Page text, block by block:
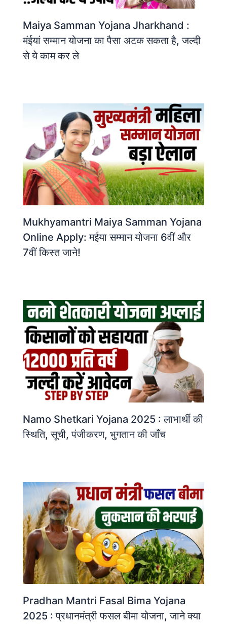
Maiya Samman Yojana Jharkhand :
मंईयां सम्मान योजना का पैसा अटक सकता है, जल्दी
से ये काम कर ले
Mukhyamantri Maiya Samman Yojana
Online Apply: मईया सम्मान योजना 6वीं और
7वीं किस्त जाने!
Namo Shetkari Yojana 2025 : लाभार्थी की
स्थिति, सूची, पंजीकरण, भुगतान की जाँच
Pradhan Mantri Fasal Bima Yojana
2025 : प्रधानमंत्री फसल बीमा योजना, जाने क्या